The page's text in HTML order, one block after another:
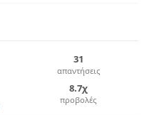
31
απαντήσεις
8.7χ
προβολές